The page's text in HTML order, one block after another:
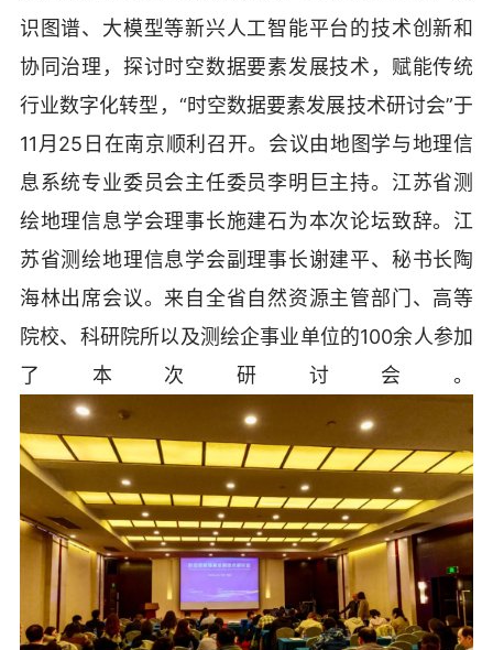
识图谱、大模型等新兴人工智能平台的技术创新和
协同治理，探讨时空数据要素发展技术，赋能传统
行业数字化转型，“时空数据要素发展技术研讨会”于
11月25日在南京顺利召开。会议由地图学与地理信
息系统专业委员会主任委员李明巨主持。江苏省测
绘地理信息学会理事长施建石为本次论坛致辞。江
苏省测绘地理信息学会副理事长谢建平、秘书长陶
海林出席会议。来自全省自然资源主管部门、高等
院校、科研院所以及测绘企事业单位的100余人参加
了本次研讨会。